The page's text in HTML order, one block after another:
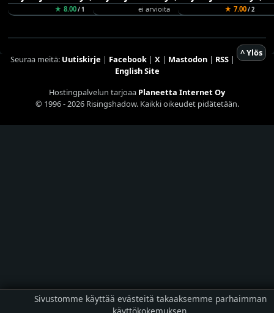
★ 8.00/ 1 ei arvioita ★ 7.00/ 2
^ Ylös
Seuraa meitä: Uutiskirje | Facebook| X| Mastodon| RSS|
English Site
Hostingpalvelun tarjoaa Planeetta Internet Oy
© 1996 - 2026 Risingshadow. Kaikki oikeudet pidätetään.
Sivustomme käyttää evästeitä takaaksemme parhaimman